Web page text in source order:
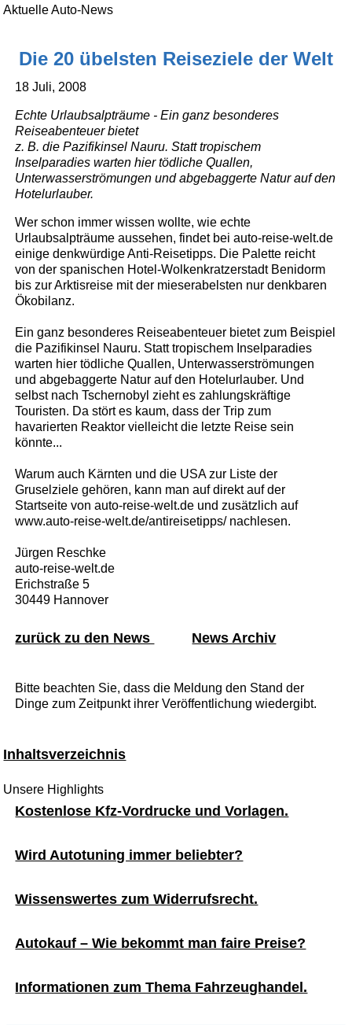
Aktuelle Auto-News
Die 20 übelsten Reiseziele der Welt
18 Juli, 2008
Echte Urlaubsalpträume - Ein ganz besonderes
Reiseabenteuer bietet
z. B. die Pazifikinsel Nauru. Statt tropischem
Inselparadies warten hier tödliche Quallen,
Unterwasserströmungen und abgebaggerte Natur auf den
Hotelurlauber.
Wer schon immer wissen wollte, wie echte
Urlaubsalpträume aussehen, findet bei auto-reise-welt.de
einige denkwürdige Anti-Reisetipps. Die Palette reicht
von der spanischen Hotel-Wolkenkratzerstadt Benidorm
bis zur Arktisreise mit der mieserabelsten nur denkbaren
Ökobilanz.
Ein ganz besonderes Reiseabenteuer bietet zum Beispiel
die Pazifikinsel Nauru. Statt tropischem Inselparadies
warten hier tödliche Quallen, Unterwasserströmungen
und abgebaggerte Natur auf den Hotelurlauber. Und
selbst nach Tschernobyl zieht es zahlungskräftige
Touristen. Da stört es kaum, dass der Trip zum
havarierten Reaktor vielleicht die letzte Reise sein
könnte...
Warum auch Kärnten und die USA zur Liste der
Gruselziele gehören, kann man auf direkt auf der
Startseite von auto-reise-welt.de und zusätzlich auf
www.auto-reise-welt.de/antireisetipps/ nachlesen.
Jürgen Reschke
auto-reise-welt.de
Erichstraße 5
30449 Hannover
zurück zu den News News Archiv
Bitte beachten Sie, dass die Meldung den Stand der
Dinge zum Zeitpunkt ihrer Veröffentlichung wiedergibt.
Inhaltsverzeichnis
Unsere Highlights
Kostenlose Kfz-Vordrucke und Vorlagen.
Wird Autotuning immer beliebter?
Wissenswertes zum Widerrufsrecht.
Autokauf – Wie bekommt man faire Preise?
Informationen zum Thema Fahrzeughandel.